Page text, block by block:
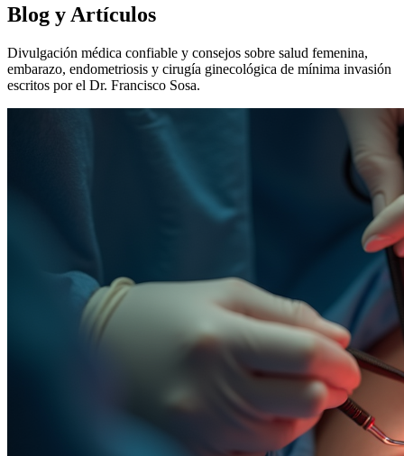
Blog y Artículos
Divulgación médica confiable y consejos sobre salud femenina,
embarazo, endometriosis y cirugía ginecológica de mínima invasión
escritos por el Dr. Francisco Sosa.